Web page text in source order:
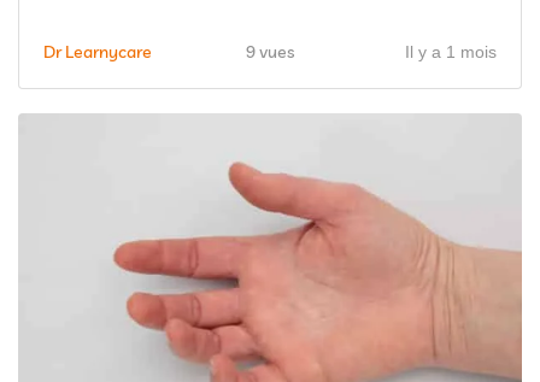
Dr Learnycare 9 vues Il y a 1 mois